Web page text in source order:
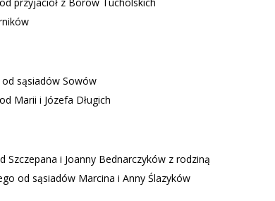
od sąsiadów Sowów
Marii i Józefa Długich
Szczepana i Joanny Bednarczyków z rodziną
od sąsiadów Marcina i Anny Ślazyków